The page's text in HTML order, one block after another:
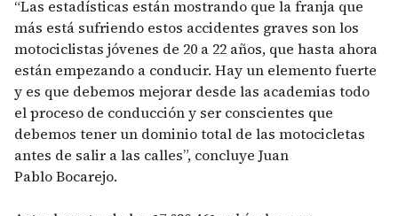
“Las estadísticas están mostrando que la franja que
más está sufriendo estos accidentes graves son los
motociclistas jóvenes de 20 a 22 años, que hasta ahora
están empezando a conducir. Hay un elemento fuerte
y es que debemos mejorar desde las academias todo
el proceso de conducción y ser conscientes que
debemos tener un dominio total de las motocicletas
antes de salir a las calles”, concluye Juan
Pablo Bocarejo.